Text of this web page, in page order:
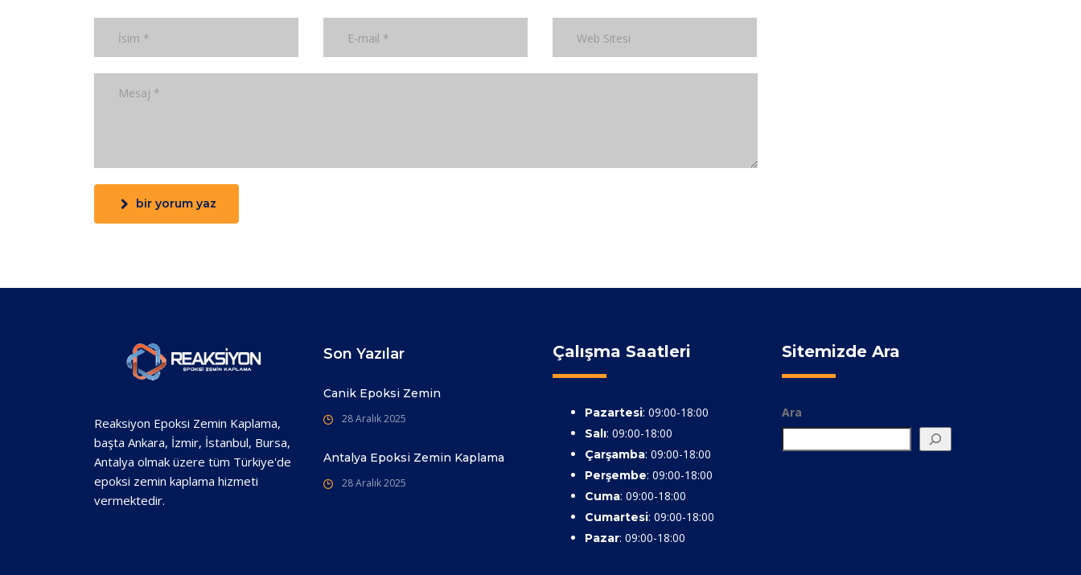
bir yorum yaz
Reaksiyon Epoksi Zemin Kaplama,
başta Ankara, İzmir, İstanbul, Bursa,
Antalya olmak üzere tüm Türkiye'de
epoksi zemin kaplama hizmeti
vermektedir.
Son Yazılar
Canik Epoksi Zemin
28 Aralık 2025
Antalya Epoksi Zemin Kaplama
28 Aralık 2025
Çalışma Saatleri
Pazartesi: 09:00-18:00
Salı: 09:00-18:00
Çarşamba: 09:00-18:00
Perşembe: 09:00-18:00
Cuma: 09:00-18:00
Cumartesi: 09:00-18:00
Pazar: 09:00-18:00
Sitemizde Ara
Ara